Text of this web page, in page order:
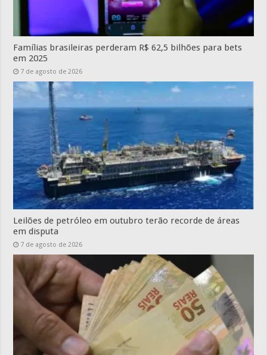
Famílias brasileiras perderam R$ 62,5 bilhões para bets
em 2025
7 de agosto de 2026
Leilões de petróleo em outubro terão recorde de áreas
em disputa
7 de agosto de 2026